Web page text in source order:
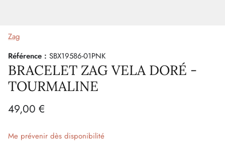
Zag
Référence : SBX19586-01PNK
BRACELET ZAG VELA DORÉ -
TOURMALINE
49,00 €
Me prévenir dès disponibilité